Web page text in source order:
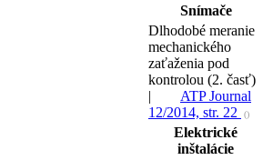
Snímače
Dlhodobé meranie
mechanického
zaťaženia pod
kontrolou (2. časť)
|
ATP Journal
12/2014, str. 22
()
Elektrické
inštalácie